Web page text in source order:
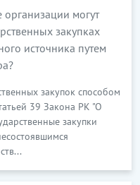
могут
закупках
источника путем
закупок способом
39 Закона РК "О
закупки